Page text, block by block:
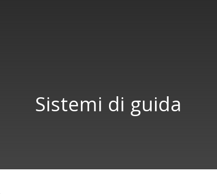
Sistemi di guida